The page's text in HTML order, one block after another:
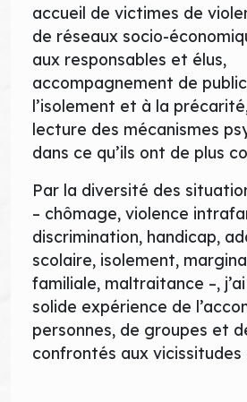
accueil de victimes de
de réseaux socio-
aux responsables et élus,
accompagnement de
l’isolement et à la
lecture des mécanismes
dans ce qu’ils ont de plus
Par la diversité des
– chômage, violence
discrimination, handicap,
scolaire, isolement,
familiale, maltraitance –,
solide expérience de
personnes, de groupes et
confrontés aux vicissitudes